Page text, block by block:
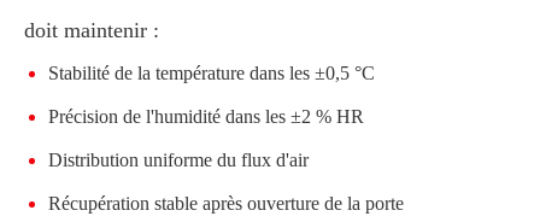
doit maintenir :
Stabilité de la température dans les ±0,5 °C
Précision de l'humidité dans les ±2 % HR
Distribution uniforme du flux d'air
Récupération stable après ouverture de la porte